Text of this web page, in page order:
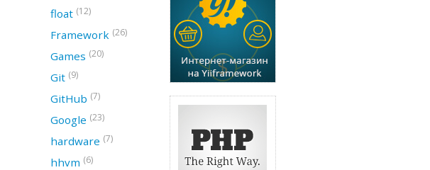
float (12)
Framework (26)
Games (20)
Git (9)
GitHub (7)
Google (23)
hardware (7)
hhvm (6)